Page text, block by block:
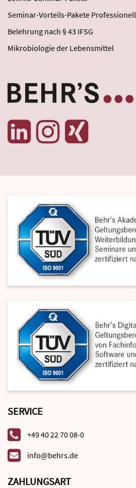
Seminar-Vorteils-Pakete Professionell
Belehrung nach § 43 IFSG
Mikrobiologie der Lebensmittel
SERVICE
+49 40 22 70 08-0
info@behrs.de
ZAHLUNGSART